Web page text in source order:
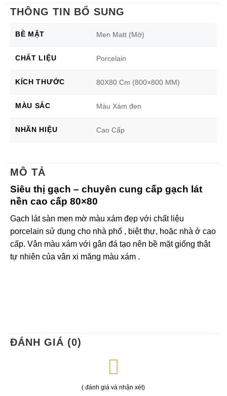
THÔNG TIN BỔ SUNG
BỀ MẶT Men Matt (Mờ)
CHẤT LIỆU Porcelain
KÍCH THƯỚC 80X80 Cm (800×800 MM)
MÀU SẮC Màu Xám đen
NHÃN HIỆU Cao Cấp
MÔ TẢ
Siêu thị gạch – chuyên cung cấp gạch lát
nền cao cấp 80×80
Gạch lát sàn men mờ màu xám đẹp với chất liệu
porcelain sử dụng cho nhà phố , biệt thự, hoặc nhà ở cao
cấp. Vân màu xám với gân đá tạo nên bề mặt giống thật
tự nhiên của vân xi măng màu xám .
ĐÁNH GIÁ (0)
( đánh giá và nhận xét)